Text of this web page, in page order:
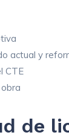
actual y
CTE
de